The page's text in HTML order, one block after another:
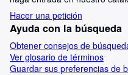
Hacer una petición
Ayuda con la búsqueda
Obtener consejos de
Ver glosario de términos
Guardar sus preferencias de